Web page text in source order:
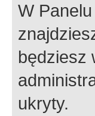
W
będziesz
ukryty.